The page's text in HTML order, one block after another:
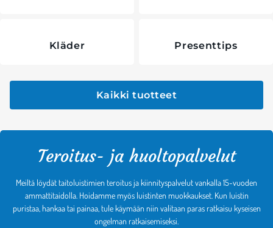
Kläder Presenttips
Kaikki tuotteet
Teroitus- ja huoltopalvelut
Meiltä löydät taitoluistimien teroitus ja kiinnityspalvelut vankalla 15-vuoden
ammattitaidolla. Hoidamme myös luistinten muokkaukset. Kun luistin
puristaa, hankaa tai painaa, tule käymään niin valitaan paras ratkaisu kyseisen
ongelman ratkaisemiseksi.